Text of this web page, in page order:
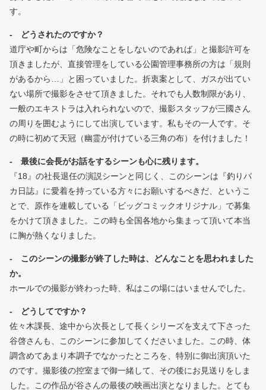
す。
- どうされたのですか？
道庁や町からは「危険なことをしないのであれば」と撮影許可を
頂きましたが、直接管理をしている公園管理事務所の方は「規則
があるから…」と困っていました。折衷案として、ガスが出てい
ない場所で撮影をさせて頂きました。それでも人数制限があり、
一般のエキストラは入れられないので、撮影スタッフが三國さん
の周りを囲むようにして出演しています。私もその一人です。そ
の時に初めて天冠（幽霊が付けている三角の布）を付けました！
- 最後に会長がお話をするシーンも心に残ります。
『18』の社長退任の演説シーンと同じく、このシーンは『釣りバ
カ日誌』に愛着を持っている方々にお願いするべきだ、というこ
とで、原作を連載している「ビッグコミックオリジナル」で募集
をかけて頂きました。この時も全国各地から集まって頂いて本当
に胸が熱くなりました。
- このシーンの撮影が終了した時は、どんなことを思われました
か。
ホールでの撮影が終わった時、私はこの場にはいませんでした。
- どうしてですか？
佐々木課長、途中から次長として長くシリーズを支えて下さった
谷啓さんも、このシーンに参加してくださいました。この時、体
調含めてあまり本調子でなかったところを、特別に御出演頂いた
のです。撮影後の控室まで御一緒して、その後にお見送りをしま
した。この作品が谷さんの最後の映画出演となりました。とても